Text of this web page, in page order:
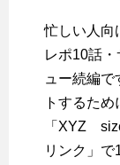
忙しい人向
レポ10話
ュー続編
トするた
「XYZ
リンク」